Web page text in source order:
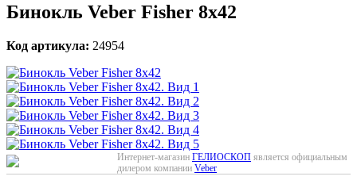
Бинокль Veber Fisher 8x42
Код артикула: 24954
Интернет-магазин ГЕЛИОСКОП является официальным
дилером компании Veber